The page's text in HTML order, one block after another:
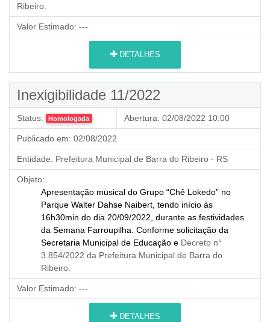
Ribeiro.
Valor Estimado: ---
DETALHES
Inexigibilidade 11/2022
Status: Homologada Abertura: 02/08/2022 10:00
Publicado em: 02/08/2022
Entidade: Prefeitura Municipal de Barra do Ribeiro - RS
Objeto:
Apresentação musical do Grupo “Chê Lokedo” no
Parque Walter Dahse Naibert, tendo início às
16h30min do dia 20/09/2022, durante as festividades
da Semana Farroupilha. Conforme solicitação da
Secretaria Municipal de Educação e Decreto n°
3.854/2022 da Prefeitura Municipal de Barra do
Ribeiro.
Valor Estimado: ---
DETALHES